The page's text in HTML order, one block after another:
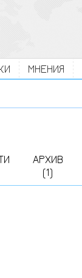
МНЕНИЯ
АРХИВ
(1)